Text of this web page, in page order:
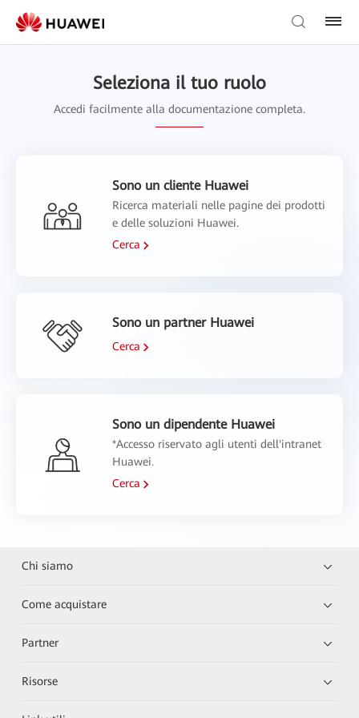
Seleziona il tuo ruolo
Accedi facilmente alla documentazione completa.
Sono un cliente Huawei
Ricerca materiali nelle pagine dei prodotti
e delle soluzioni Huawei.
Cerca
Sono un partner Huawei
Cerca
Sono un dipendente Huawei
*Accesso riservato agli utenti dell'intranet
Huawei.
Cerca
Chi siamo
Come acquistare
Partner
Risorse